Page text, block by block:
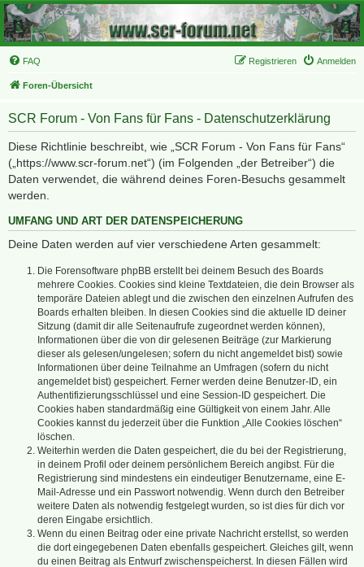
FAQ Anmelden
Registrieren
Foren-Übersicht
SCR Forum - Von Fans für Fans - Datenschutzerklärung
Diese Richtlinie beschreibt, wie „SCR Forum - Von Fans für Fans“
(„https://www.scr-forum.net“) (im Folgenden „der Betreiber“) die
Daten verwendet, die während deines Foren-Besuchs gesammelt
werden.
UMFANG UND ART DER DATENSPEICHERUNG
Deine Daten werden auf vier verschiedene Arten gesammelt:
Die Forensoftware phpBB erstellt bei deinem Besuch des Boards
mehrere Cookies. Cookies sind kleine Textdateien, die dein Browser als
temporäre Dateien ablegt und die zwischen den einzelnen Aufrufen des
Boards erhalten bleiben. In diesen Cookies sind die aktuelle ID deiner
Sitzung (damit dir alle Seitenaufrufe zugeordnet werden können),
Informationen über die von dir gelesenen Beiträge (zur Markierung
dieser als gelesen/ungelesen; sofern du nicht angemeldet bist) sowie
Informationen über deine Teilnahme an Umfragen (sofern du nicht
angemeldet bist) gespeichert. Ferner werden deine Benutzer-ID, ein
Authentifizierungsschlüssel und eine Session-ID gespeichert. Die
Cookies haben standardmäßig eine Gültigkeit von einem Jahr. Alle
Cookies kannst du jederzeit über die Funktion „Alle Cookies löschen“
löschen.
Weiterhin werden die Daten gespeichert, die du bei der Registrierung,
in deinem Profil oder deinem persönlichem Bereich angibst. Für die
Registrierung sind mindestens ein eindeutiger Benutzername, eine E-
Mail-Adresse und ein Passwort notwendig. Wenn durch den Betreiber
weitere Daten als notwendig festgelegt wurden, so ist dies für dich vor
deren Eingabe ersichtlich.
Wenn du einen Beitrag oder eine private Nachricht erstellst, so werden
die dort eingegebenen Daten ebenfalls gespeichert. Gleiches gilt, wenn
du einen Beitrag als Entwurf zwischenspeicherst. In diesen Fällen wird